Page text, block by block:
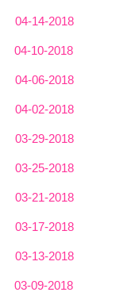
04-14-2018
04-10-2018
04-06-2018
04-02-2018
03-29-2018
03-25-2018
03-21-2018
03-17-2018
03-13-2018
03-09-2018